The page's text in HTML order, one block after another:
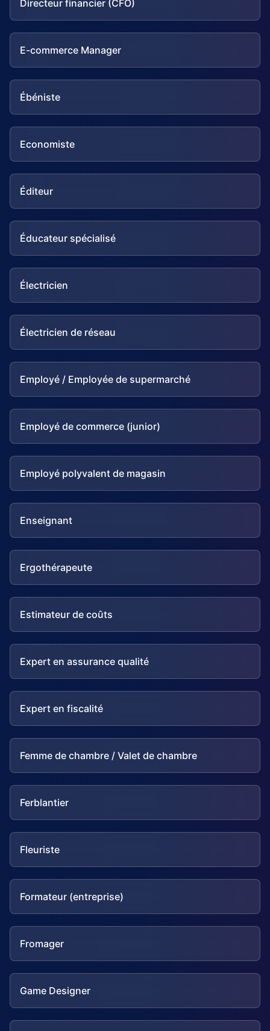
Directeur financier (CFO)
E-commerce Manager
Ébéniste
Economiste
Éditeur
Éducateur spécialisé
Électricien
Électricien de réseau
Employé / Employée de supermarché
Employé de commerce (junior)
Employé polyvalent de magasin
Enseignant
Ergothérapeute
Estimateur de coûts
Expert en assurance qualité
Expert en fiscalité
Femme de chambre / Valet de chambre
Ferblantier
Fleuriste
Formateur (entreprise)
Fromager
Game Designer